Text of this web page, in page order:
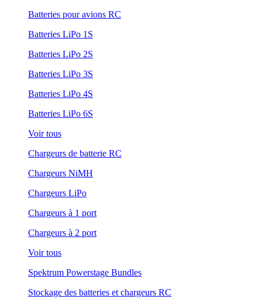
Batteries pour avions RC
Batteries LiPo 1S
Batteries LiPo 2S
Batteries LiPo 3S
Batteries LiPo 4S
Batteries LiPo 6S
Voir tous
Chargeurs de batterie RC
Chargeurs NiMH
Chargeurs LiPo
Chargeurs à 1 port
Chargeurs à 2 port
Voir tous
Spektrum Powerstage Bundles
Stockage des batteries et chargeurs RC